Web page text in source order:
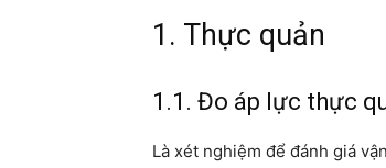
1. Thực quản
1.1. Đo áp lực thực
Là xét nghiệm để đánh giá